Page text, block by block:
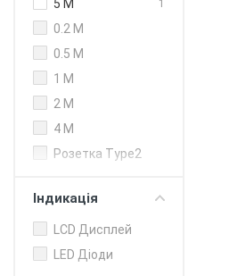
300 кВт
5 M 1
0.2 M
0.5 M
1 M
2 M
4 M
Розетка Type2
Індикація
LCD Дисплей
LED Діоди